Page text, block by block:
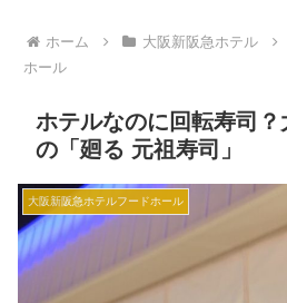
ホーム 大阪新阪急ホテル
ホール
ホテルなのに回転寿司
の「廻る 元祖寿司」
大阪新阪急ホテルフードホール